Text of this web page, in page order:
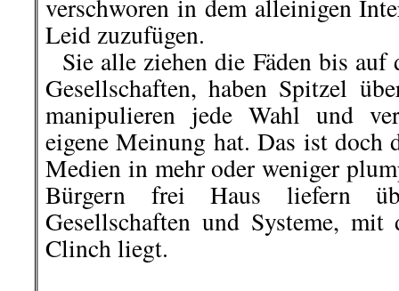
verschworen in dem alleinigen
Leid zuzufügen.
Sie alle ziehen die Fäden bis auf
Gesellschaften, haben Spitzel
manipulieren jede Wahl und
eigene Meinung hat. Das ist doch
Medien in mehr oder weniger
Bürgern frei Haus liefern
Gesellschaften und Systeme,
Clinch liegt.